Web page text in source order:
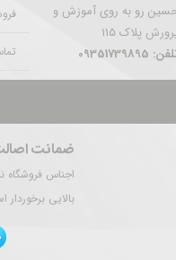
ضمانت
اجناس فروشگاه
بالایی برخوردار
رو به روی آموزش و
پلاک 115
09351739895